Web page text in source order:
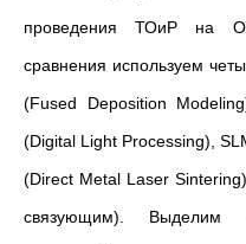
проведения ТОиР на
сравнения используем
(Fused Deposition
(Digital Light Processing),
(Direct Metal Laser
связующим). Выделим